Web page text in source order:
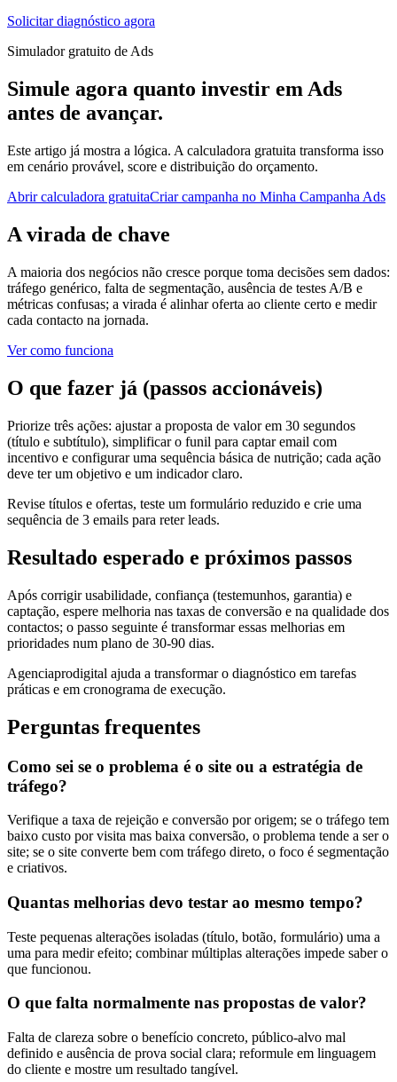
Solicitar diagnóstico agora
Simulador gratuito de Ads
Simule agora quanto investir em Ads
antes de avançar.
Este artigo já mostra a lógica. A calculadora gratuita transforma isso
em cenário provável, score e distribuição do orçamento.
Abrir calculadora gratuitaCriar campanha no Minha Campanha Ads
A virada de chave
A maioria dos negócios não cresce porque toma decisões sem dados:
tráfego genérico, falta de segmentação, ausência de testes A/B e
métricas confusas; a virada é alinhar oferta ao cliente certo e medir
cada contacto na jornada.
Ver como funciona
O que fazer já (passos accionáveis)
Priorize três ações: ajustar a proposta de valor em 30 segundos
(título e subtítulo), simplificar o funil para captar email com
incentivo e configurar uma sequência básica de nutrição; cada ação
deve ter um objetivo e um indicador claro.
Revise títulos e ofertas, teste um formulário reduzido e crie uma
sequência de 3 emails para reter leads.
Resultado esperado e próximos passos
Após corrigir usabilidade, confiança (testemunhos, garantia) e
captação, espere melhoria nas taxas de conversão e na qualidade dos
contactos; o passo seguinte é transformar essas melhorias em
prioridades num plano de 30-90 dias.
Agenciaprodigital ajuda a transformar o diagnóstico em tarefas
práticas e em cronograma de execução.
Perguntas frequentes
Como sei se o problema é o site ou a estratégia de
tráfego?
Verifique a taxa de rejeição e conversão por origem; se o tráfego tem
baixo custo por visita mas baixa conversão, o problema tende a ser o
site; se o site converte bem com tráfego direto, o foco é segmentação
e criativos.
Quantas melhorias devo testar ao mesmo tempo?
Teste pequenas alterações isoladas (título, botão, formulário) uma a
uma para medir efeito; combinar múltiplas alterações impede saber o
que funcionou.
O que falta normalmente nas propostas de valor?
Falta de clareza sobre o benefício concreto, público-alvo mal
definido e ausência de prova social clara; reformule em linguagem
do cliente e mostre um resultado tangível.